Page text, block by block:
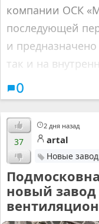
компании ОСК
последующей
и
так и на
0
2 дня назад
37 artal
Новые
новый